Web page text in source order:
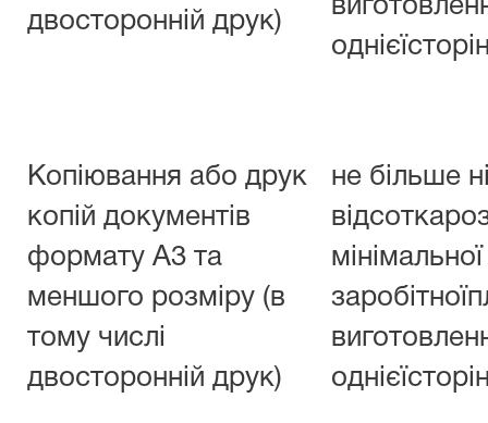
двосторонній друк)
Копіювання або друк
копій документів
формату А3 та
меншого розміру (в
тому числі
двосторонній друк)
не більше
мінімальної